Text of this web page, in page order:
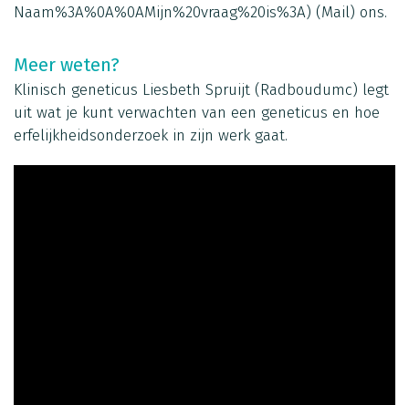
Naam%3A%0A%0AMijn%20vraag%20is%3A) (Mail) ons.
Meer weten?
Klinisch geneticus Liesbeth Spruijt (Radboudumc) legt
uit wat je kunt verwachten van een geneticus en hoe
erfelijkheidsonderzoek in zijn werk gaat.